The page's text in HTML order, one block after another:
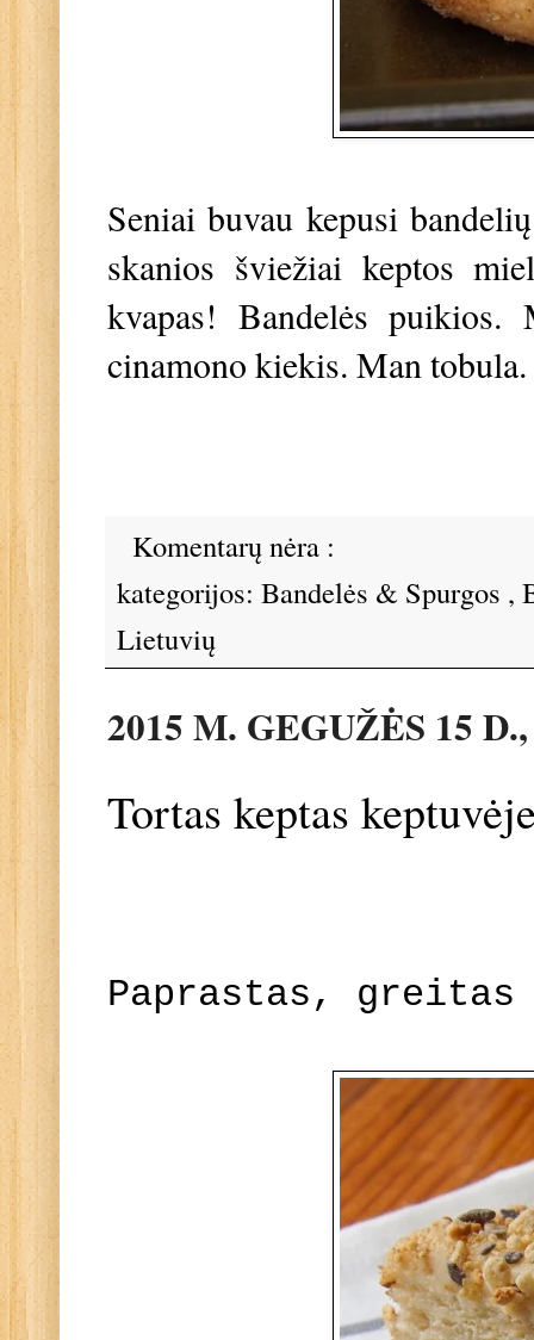
Seniai buvau kepusi
skanios šviežiai keptos
kvapas! Bandelės puikios.
cinamono kiekis. Man
Komentarų nėra :
kategorijos: Bandelės & Spurgos ,
Lietuvių
2015 M. GEGUŽĖS 15
Tortas keptas
Paprastas,